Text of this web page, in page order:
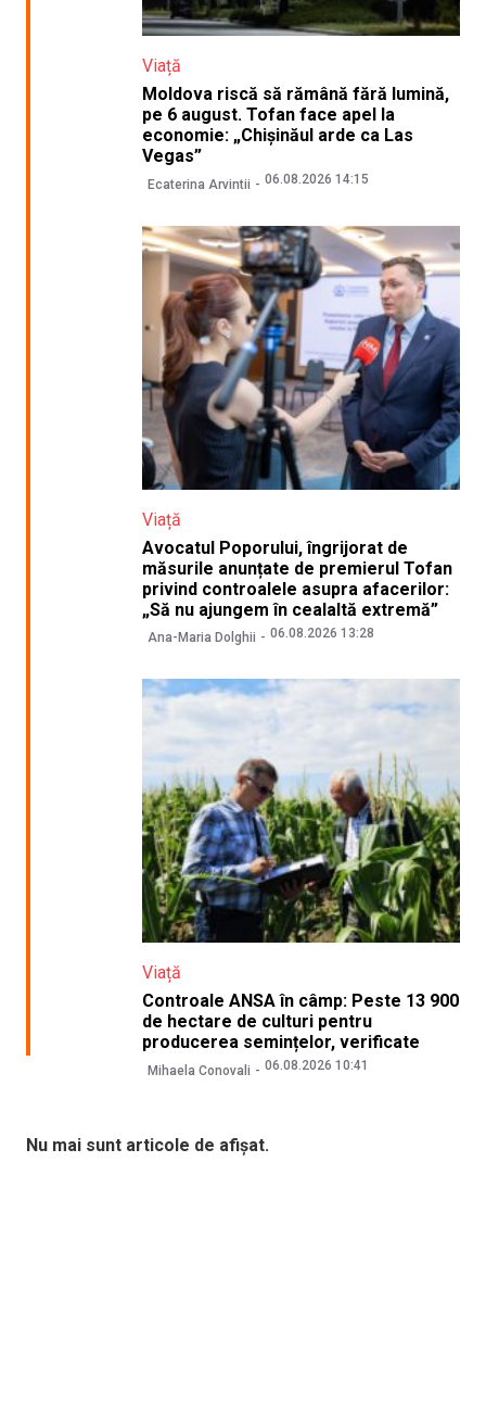
Viață
Moldova riscă să rămână fără lumină,
pe 6 august. Tofan face apel la
economie: „Chișinăul arde ca Las
Vegas”
Ecaterina Arvintii 06.08.2026 14:15
Viață
Avocatul Poporului, îngrijorat de
măsurile anunțate de premierul Tofan
privind controalele asupra afacerilor:
„Să nu ajungem în cealaltă extremă”
Ana-Maria Dolghii 06.08.2026 13:28
Viață
Controale ANSA în câmp: Peste 13 900
de hectare de culturi pentru
producerea semințelor, verificate
Mihaela Conovali 06.08.2026 10:41
Nu mai sunt articole de afișat.